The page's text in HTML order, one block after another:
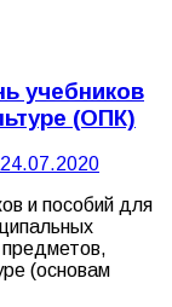
учебников
(ОПК)
24.07.2020
и пособий для
предметов,
(основам